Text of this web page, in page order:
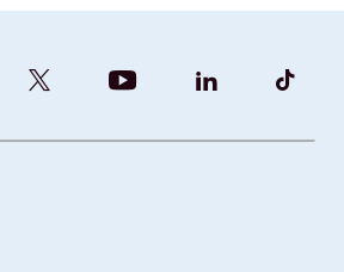
FAMILIENMINISTERIUM
|
BMBFSFJ
YOUTUBE
BMFSFJ
LINKEDIN